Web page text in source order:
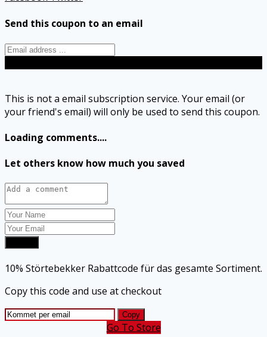
Send this coupon to an email
This is not a email subscription service. Your email (or
your friend's email) will only be used to send this coupon.
Loading comments....
Let others know how much you saved
10% Störtebekker Rabattcode für das gesamte Sortiment.
Copy this code and use at checkout
Copy
Go To Store